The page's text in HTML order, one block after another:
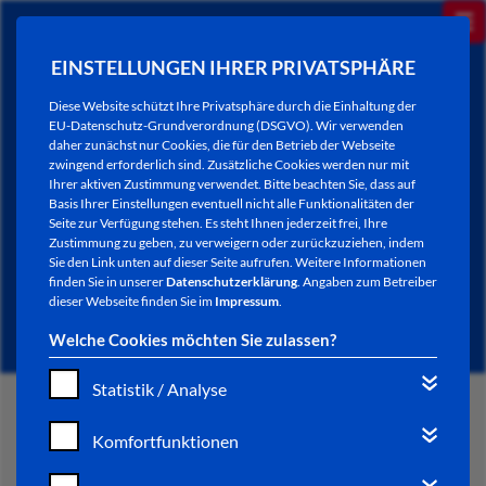
EINSTELLUNGEN IHRER PRIVATSPHÄRE
Diese Website schützt Ihre Privatsphäre durch die Einhaltung der
EU-Datenschutz-Grundverordnung (DSGVO). Wir verwenden
daher zunächst nur Cookies, die für den Betrieb der Webseite
zwingend erforderlich sind. Zusätzliche Cookies werden nur mit
Ihrer aktiven Zustimmung verwendet. Bitte beachten Sie, dass auf
Basis Ihrer Einstellungen eventuell nicht alle Funktionalitäten der
Seite zur Verfügung stehen. Es steht Ihnen jederzeit frei, Ihre
Zustimmung zu geben, zu verweigern oder zurückzuziehen, indem
Sie den Link unten auf dieser Seite aufrufen. Weitere Informationen
finden Sie in unsererDatenschutzerklärung. Angaben zum Betreiber
dieser Webseite finden Sie im Impressum.
Welche Cookies möchten Sie zulassen?
Statistik / Analyse
Komfortfunktionen
NEWSLETTER / CITY LETTER
START